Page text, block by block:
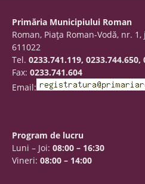
Primăria Municipiului Roman
Roman, Piaţa Roman-Vodă, nr.
611022
Tel. 0233.741.119,
Fax: 0233.741.604
Email:
Program de lucru
Luni – Joi: 08:00 – 16:30
Vineri: 08:00 – 14:00